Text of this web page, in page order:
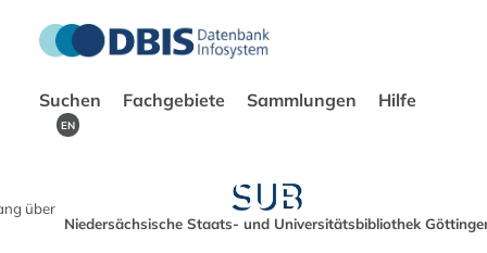
Suchen Fachgebiete Sammlungen Hilfe
EN
über
Niedersächsische Staats- und Universitätsbibliothek